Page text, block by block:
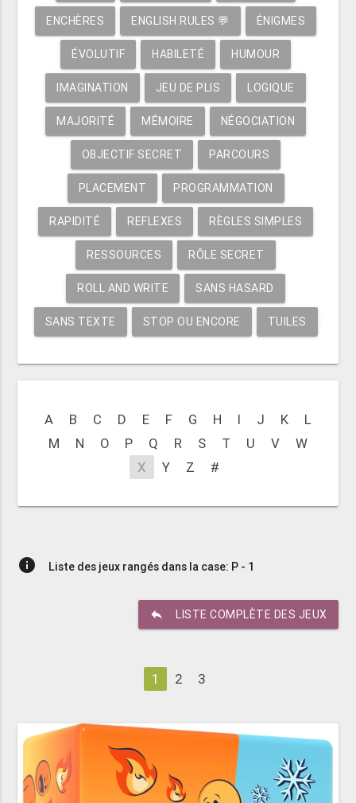
ENCHÈRES ENGLISH RULES 💬 ÉNIGMES
ÉVOLUTIF HABILETÉ HUMOUR
IMAGINATION JEU DE PLIS LOGIQUE
MAJORITÉ MÉMOIRE NÉGOCIATION
OBJECTIF SECRET PARCOURS
PLACEMENT PROGRAMMATION
RAPIDITÉ REFLEXES RÈGLES SIMPLES
RESSOURCES RÔLE SECRET
ROLL AND WRITE SANS HASARD
SANS TEXTE STOP OU ENCORE TUILES
A B C D E F G H I J K
L
M
N O P Q R S T U V
W
X
Y Z #
info Liste des jeux rangés dans la case: P - 1
reply LISTE COMPLÈTE DES JEUX
1 2 3